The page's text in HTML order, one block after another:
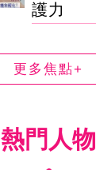
護力
更多焦點+
熱門人物